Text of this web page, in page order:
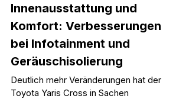
Innenausstattung und
Komfort: Verbesserungen
bei Infotainment und
Geräuschisolierung
Deutlich mehr Veränderungen hat der
Toyota Yaris Cross in Sachen